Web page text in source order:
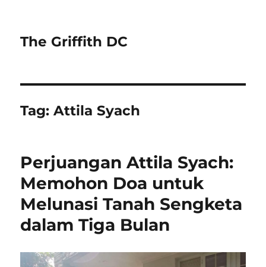
The Griffith DC
Tag:Attila Syach
Perjuangan Attila Syach:
Memohon Doa untuk
Melunasi Tanah Sengketa
dalam Tiga Bulan